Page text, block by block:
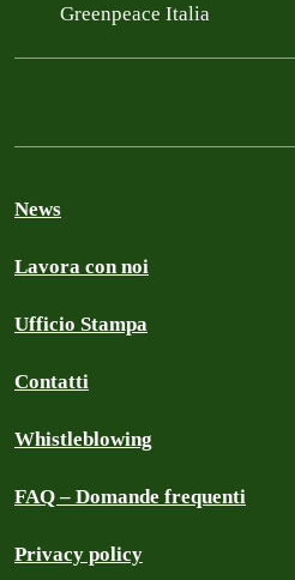
Greenpeace Italia
News
Lavora con noi
Ufficio Stampa
Contatti
Whistleblowing
FAQ – Domande frequenti
Privacy policy